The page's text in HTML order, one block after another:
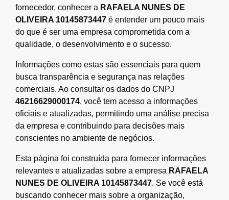
fornecedor, conhecer a RAFAELA NUNES DE
OLIVEIRA 10145873447 é entender um pouco mais
do que é ser uma empresa comprometida com a
qualidade, o desenvolvimento e o sucesso.
Informações como estas são essenciais para quem
busca transparência e segurança nas relações
comerciais. Ao consultar os dados do CNPJ
46216629000174, você tem acesso a informações
oficiais e atualizadas, permitindo uma análise precisa
da empresa e contribuindo para decisões mais
conscientes no ambiente de negócios.
Esta página foi construída para fornecer informações
relevantes e atualizadas sobre a empresa RAFAELA
NUNES DE OLIVEIRA 10145873447. Se você está
buscando conhecer mais sobre a organização,